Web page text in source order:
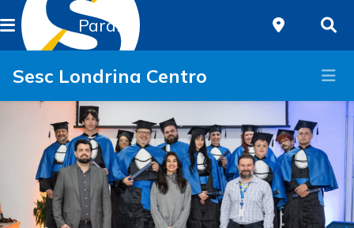
Paraná
Sesc Londrina Centro